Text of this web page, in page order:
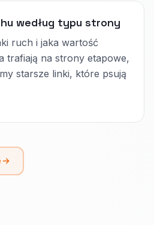
według typu strony
ruch i jaka wartość
trafiają na strony etapowe,
starsze linki, które psują